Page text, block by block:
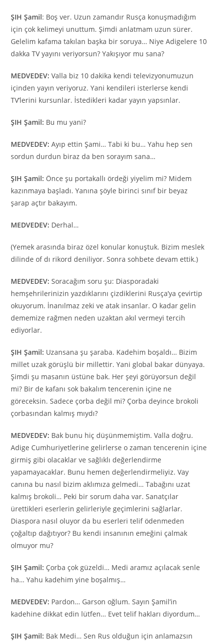
ŞIH Şamil: Boş ver. Uzun zamandır Rusça konuşmadığım
için çok kelimeyi unuttum. Şimdi anlatmam uzun sürer.
Gelelim kafama takılan başka bir soruya… Niye Adigelere 10
dakka TV yayını veriyorsun? Yakışıyor mu sana?
MEDVEDEV:Valla biz 10 dakika kendi televizyonumuzun
içinden yayın veriyoruz. Yani kendileri isterlerse kendi
TV’lerini kursunlar. İstedikleri kadar yayın yapsınlar.
ŞIH Şamil: Bu mu yani?
MEDVEDEV: Ayıp ettin Şami… Tabi ki bu… Yahu hep sen
sordun durdun biraz da ben sorayım sana…
ŞIH Şamil: Önce şu portakallı ördeği yiyelim mi? Midem
kazınmaya başladı. Yanına şöyle birinci sınıf bir beyaz
şarap açtır bakayım.
MEDVEDEV: Derhal…
(Yemek arasında biraz özel konular konuştuk. Bizim meslek
dilinde of dı rikord deniliyor. Sonra sohbete devam ettik.)
MEDVEDEV:Soracağım soru şu: Diasporadaki
hemşehrilerinizin yazdıklarını çizdiklerini Rusça’ya çevirtip
okuyorum. İnanılmaz zeki ve atak insanlar. O kadar gelin
dememize rağmen neden uzaktan akıl vermeyi tercih
ediyorlar.
ŞIH Şamil: Uzansana şu şaraba. Kadehim boşaldı… Bizim
millet uzak görüşlü bir millettir. Yani global bakar dünyaya.
Şimdi şu masanın üstüne bak. Her şeyi görüyorsun değil
mi? Bir de kafanı sok bakalım tencerenin içine ne
göreceksin. Sadece çorba değil mi? Çorba deyince brokoli
çorbasından kalmış mıydı?
MEDVEDEV: Bak bunu hiç düşünmemiştim. Valla doğru.
Adige Cumhuriyetlerine gelirlerse o zaman tencerenin içine
girmiş gibi olacaklar ve sağlıklı değerlendirme
yapamayacaklar. Bunu hemen değerlendirmeliyiz. Vay
canına bu nasıl bizim aklımıza gelmedi… Tabağını uzat
kalmış brokoli… Peki bir sorum daha var. Sanatçılar
ürettikleri eserlerin gelirleriyle geçimlerini sağlarlar.
Diaspora nasıl oluyor da bu eserleri telif ödenmeden
çoğaltıp dağıtıyor? Bu kendi insanının emeğini çalmak
olmuyor mu?
ŞIH Şamil: Çorba çok güzeldi… Medi aramız açılacak senle
ha… Yahu kadehim yine boşalmış…
MEDVEDEV: Pardon… Garson oğlum. Sayın Şamil’in
kadehine dikkat edin lütfen… Evet telif hakları diyordum…
ŞIH Şamil: Bak Medi… Sen Rus olduğun için anlamazsın